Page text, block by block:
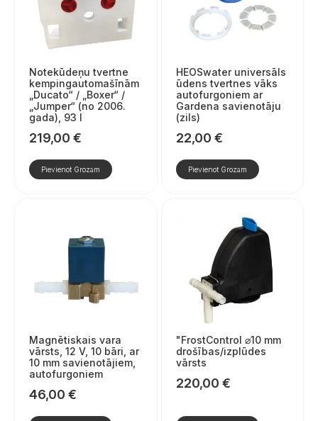
Notekūdeņu tvertne
kempingautomašīnām
„Ducato“ / „Boxer“ /
„Jumper“ (no 2006.
gada), 93 l
219,00 €
Pievienot Grozam
HEOSwater universāls
ūdens tvertnes vāks
autofurgoniem ar
Gardena savienotāju
(zils)
22,00 €
Pievienot Grozam
Magnētiskais vara
vārsts, 12 V, 10 bāri, ar
10 mm savienotājiem,
autofurgoniem
46,00 €
"FrostControl ⌀10 mm
drošības/izplūdes
vārsts
220,00 €